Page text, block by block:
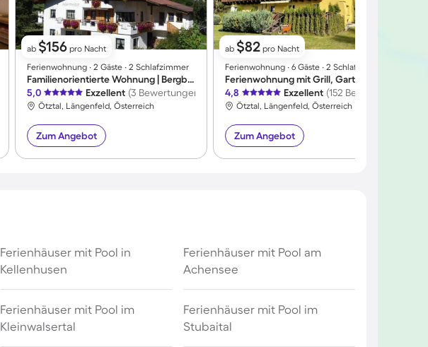
ab $156 pro Nacht
Ferienwohnung ∙ 2 Gäste ∙ 2 Schlafzimmer
Familienorientierte Wohnung | Bergblick
5,0
Exzellent (3 Bewertungen)
Ötztal, Längenfeld, Österreich
Zum Angebot
ab $82 pro Nacht
Ferienwohnung ∙ 6 Gäste ∙ 2 Schlafzimmer
4,8
Exzellent (152 Bewertungen)
Ötztal, Längenfeld, Österreich
Zum Angebot
Ferienhäuser mit Pool in
Kellenhusen
Ferienhäuser mit Pool am
Achensee
Ferienhäuser mit Pool im
Kleinwalsertal
Ferienhäuser mit Pool im
Stubaital